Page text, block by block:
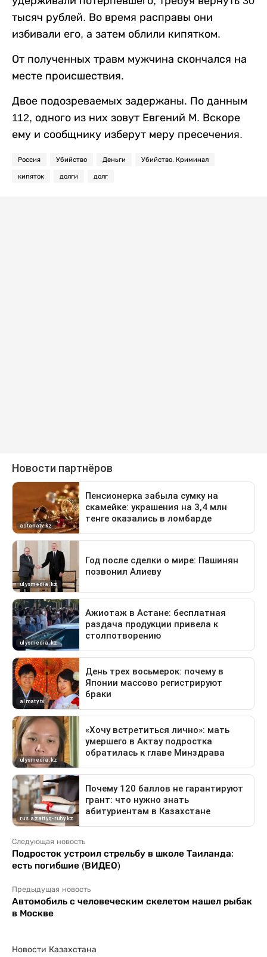
тысяч рублей. Во время расправы они
избивали его, а затем облили кипятком.
От полученных травм мужчина скончался на
месте происшествия.
Двое подозреваемых задержаны. По данным
112, одного из них зовут Евгений М. Вскоре
ему и сообщнику изберут меру пресечения.
Россия Убийство Деньги Убийство. Криминал
кипяток долги долг
Следующая новость
Подросток устроил стрельбу в школе Таиланда:
есть погибшие (ВИДЕО)
Предыдущая новость
Автомобиль с человеческим скелетом нашел рыбак
в Москве
Новости Казахстана